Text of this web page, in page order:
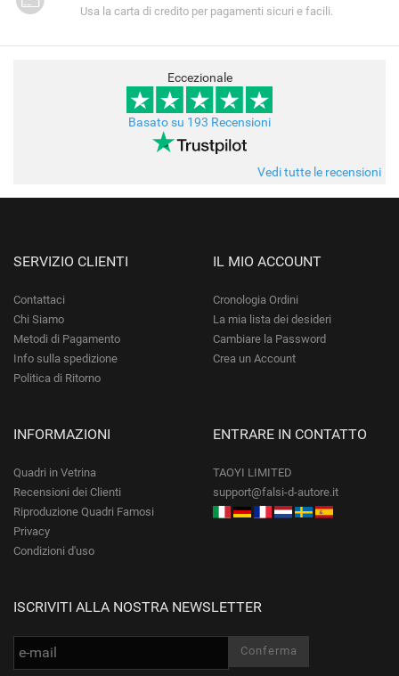
Usa la carta di credito per pagamenti sicuri e facili.
Eccezionale
Basato su 193 Recensioni
Vedi tutte le recensioni
SERVIZIO CLIENTI
Contattaci
Chi Siamo
Metodi di Pagamento
Info sulla spedizione
Politica di Ritorno
IL MIO ACCOUNT
Cronologia Ordini
La mia lista dei desideri
Cambiare la Password
Crea un Account
INFORMAZIONI
Quadri in Vetrina
Recensioni dei Clienti
Riproduzione Quadri Famosi
Privacy
Condizioni d'uso
ENTRARE IN CONTATTO
TAOYI LIMITED
support@falsi-d-autore.it
ISCRIVITI ALLA NOSTRA NEWSLETTER